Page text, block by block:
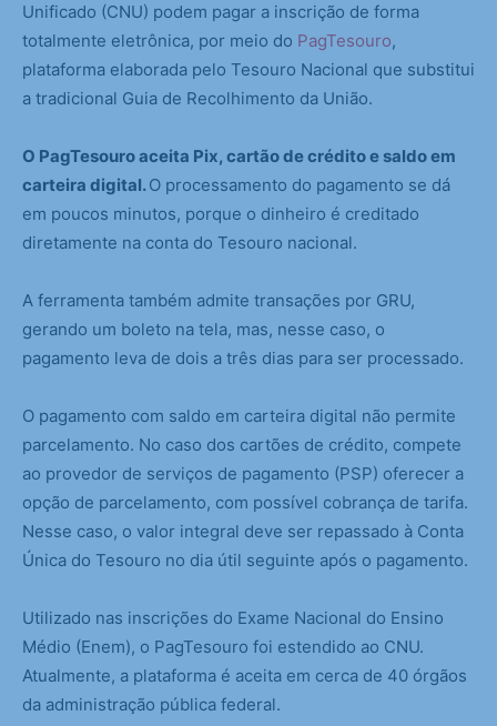
Unificado (CNU) podem pagar a inscrição de forma
totalmente eletrônica, por meio do PagTesouro,
plataforma elaborada pelo Tesouro Nacional que substitui
a tradicional Guia de Recolhimento da União.
O PagTesouro aceita Pix, cartão de crédito e saldo em
carteira digital.O processamento do pagamento se dá
em poucos minutos, porque o dinheiro é creditado
diretamente na conta do Tesouro nacional.
A ferramenta também admite transações por GRU,
gerando um boleto na tela, mas, nesse caso, o
pagamento leva de dois a três dias para ser processado.
O pagamento com saldo em carteira digital não permite
parcelamento. No caso dos cartões de crédito, compete
ao provedor de serviços de pagamento (PSP) oferecer a
opção de parcelamento, com possível cobrança de tarifa.
Nesse caso, o valor integral deve ser repassado à Conta
Única do Tesouro no dia útil seguinte após o pagamento.
Utilizado nas inscrições do Exame Nacional do Ensino
Médio (Enem), o PagTesouro foi estendido ao CNU.
Atualmente, a plataforma é aceita em cerca de 40 órgãos
da administração pública federal.